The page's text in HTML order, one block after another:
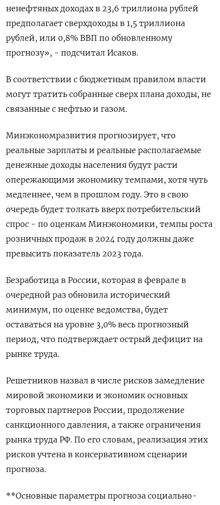
ненефтяных доходах в 23,6 триллиона рублей
предполагает сверхдоходы в 1,5 триллиона
рублей, или 0,8% ВВП по обновленному
прогнозу», - подсчитал Исаков.
В соответствии с бюджетным правилом власти
могут тратить собранные сверх плана доходы, не
связанные с нефтью и газом.
Минэкономразвития прогнозирует, что
реальные зарплаты и реальные располагаемые
денежные доходы населения будут расти
опережающими экономику темпами, хотя чуть
медленнее, чем в прошлом году. Это в свою
очередь будет толкать вверх потребительский
спрос - по оценкам Минэкономики, темпы роста
розничных продаж в 2024 году должны даже
превысить показатель 2023 года.
Безработица в России, которая в феврале в
очередной раз обновила исторический
минимум, по оценке ведомства, будет
оставаться на уровне 3,0% весь прогнозный
период, что подтверждает острый дефицит на
рынке труда.
Решетников назвал в числе рисков замедление
мировой экономики и экономик основных
торговых партнеров России, продолжение
санкционного давления, а также ограничения
рынка труда РФ. По его словам, реализация этих
рисков учтена в консервативном сценарии
прогноза.
**Основные параметры прогноза социально-